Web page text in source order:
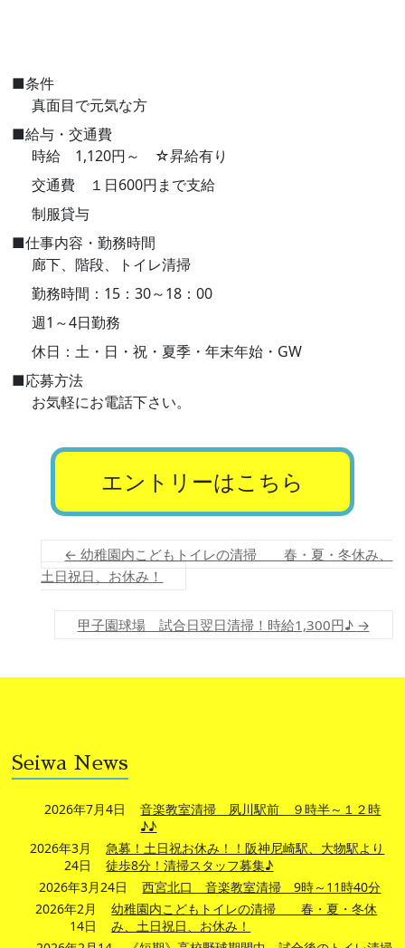
■条件
真面目で元気な方
■給与・交通費
時給 1,120円～ ☆昇給有り
交通費 １日600円まで支給
制服貸与
■仕事内容・勤務時間
廊下、階段、トイレ清掃
勤務時間：15：30～18：00
週1～4日勤務
休日：土・日・祝・夏季・年末年始・GW
■応募方法
お気軽にお電話下さい。
← 幼稚園内こどもトイレの清掃 春・夏・冬休み、
土日祝日、お休み！
甲子園球場 試合日翌日清掃！時給1,300円♪ →
Seiwa News
2026年7月4日
音楽教室清掃 夙川駅前 ９時半～１２時
♪♪
2026年3月
24日
急募！土日祝お休み！！阪神尼崎駅、大物駅より
徒歩8分！清掃スタッフ募集♪
2026年3月24日
西宮北口 音楽教室清掃 9時～11時40分
2026年2月
14日
幼稚園内こどもトイレの清掃 春・夏・冬休
み、土日祝日、お休み！